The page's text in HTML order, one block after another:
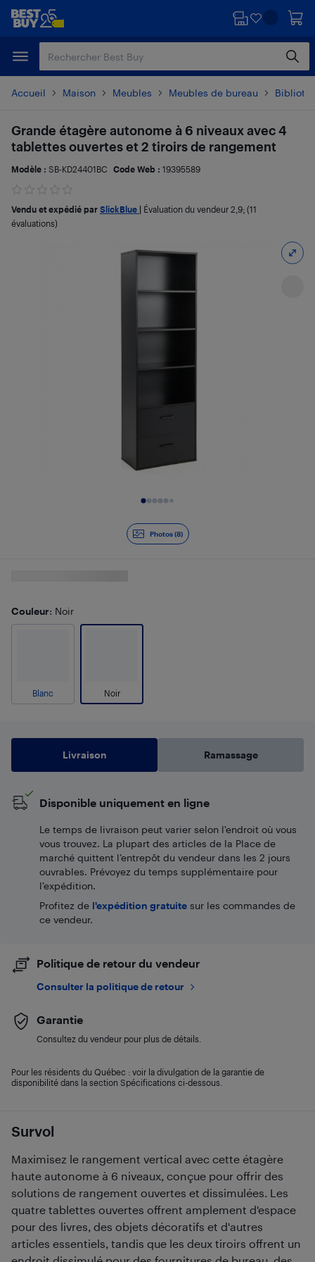
Passer
principal
Passer
Accueil Maison Meubles Meubles de bureau
Photos (8)
Survol
Maximisez le rangement vertical avec cette étagère
haute autonome à 6 niveaux, conçue pour offrir des
solutions de rangement ouvertes et dissimulées. Les
quatre tablettes ouvertes offrent amplement d'espace
pour des livres, des objets décoratifs et d'autres
articles essentiels, tandis que les deux tiroirs offrent un
Grande étagère autonome à 6 niveaux avec 4
tablettes ouvertes et 2 tiroirs de rangement
Modèle : SB-KD24401BC Code Web : 19395589
Vendu et expédié par SlickBlue Évaluation du vendeur 2,9; (11
évaluations)
Couleur: Noir
Blanc Noir
Livraison Ramassage
Disponible uniquement en ligne
Le temps de livraison peut varier selon l'endroit où vous
vous trouvez. La plupart des articles de la Place de
marché quittent l’entrepôt du vendeur dans les 2 jours
ouvrables. Prévoyez du temps supplémentaire pour
l’expédition.
Profitez de l'expédition gratuite sur les commandes de
ce vendeur.
Politique de retour du vendeur
Consulter la politique de retour
Garantie
Consultez du vendeur pour plus de détails.
Pour les résidents du Québec : voir la divulgation de la garantie de
disponibilité dans la section Spécifications ci-dessous.